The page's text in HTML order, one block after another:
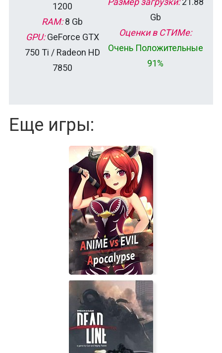
1200
RAM:8 Gb
GPU:GeForce GTX
750 Ti / Radeon HD
7850
Gb
Оценки в СТИМе:
Очень Положительные
91%
Еще игры: